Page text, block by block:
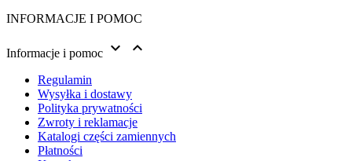
INFORMACJE I POMOC
Informacje i pomoc  
Regulamin
Wysyłka i dostawy
Polityka prywatności
Zwroty i reklamacje
Katalogi części zamiennych
Płatności